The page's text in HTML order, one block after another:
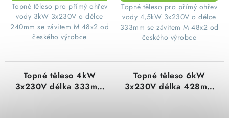
VÁNOCE
OSVĚTLENÍ
Otevírací doba výdejny
Obchodní podmínky
Ochrana osobních údajů
Moje objednávka
​Topné těleso pro přímý ohřev
vody 3kW 3x230V o délce
240mm se závitem M 48x2 od
českého výrobce
​Topné těleso pro přímý ohřev
vody 4,5kW 3x230V o délce
333mm se závitem M 48x2 od
českého výrobce
Topné těleso 4kW
3x230V délka 333mm
Topné těleso 6kW
3x230V délka 428mm